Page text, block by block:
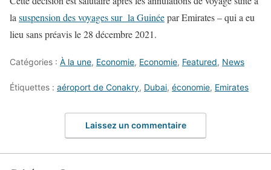
lasuspension des voyages sur la Guinéepar Emirates – qui a eu
lieu sans préavis le 28 décembre 2021.
Catégories : À la une, Economie, Economie, Featured, News
Étiquettes : aéroport de Conakry, Dubai, économie, Emirates
Laissez un commentaire